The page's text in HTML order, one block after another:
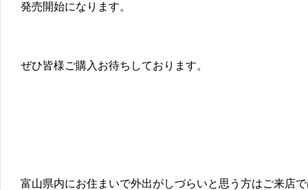
発売開始になります。
ぜひ皆様ご購入お待ちしております。
富山県内にお住まいで外出がしづらいと思う方はご来店